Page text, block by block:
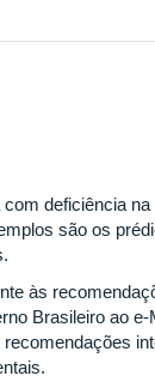
deficiência
são os
às
Brasileiro ao